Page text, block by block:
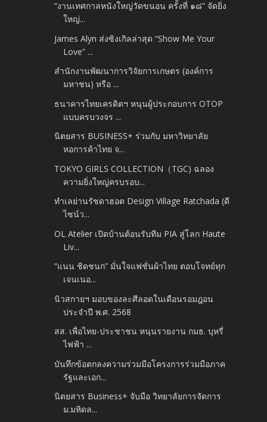
“งานเทศกาลหนังใหญ่วัดขนอน ครั้งที่ ๑๘” จัดยิ่ง
ใหญ่...
James Alyn ส่งซิงเกิลล่าสุด “Show Me Your
Love” ...
สำนักงานพัฒนาการวิจัยการเกษตร (องค์การ
มหาชน) หรือ ...
ธนาคารไทยเครดิตฯ หนุนผู้ประกอบการ OTOP
แบบครบวงจร ...
นิตยสาร BUSINESS+ ร่วมกับ มหาวิทยาลัย
หอการค้าไทย จ...
TOKYO GIRLS COLLECTION（TGC) ฉลอง
ความยิ่งใหญ่ครบรอบ...
ทำเลย่านรัชดาฮอต Design Village Ratchada (ดี
ไซน์ว...
OL Atelier เปิดบ้านต้อนรับทีม PIA สู่โลก Haute
Liv...
“แนน ชิดชนก” มั่นใจแฟชั่นผ้าไทย ตอบโจทย์ทุก
เจนเนอ...
นิวสกายฯ มอบของละศีลอดในเดือนรอมฎอน
ประจำปี พ.ศ. 2568
สส. เพื่อไทย-ประชาชน หนุนรายงาน กมธ. บุหรี่
ไฟฟ้า ...
บันทึกข้อตกลงความร่วมมือโครงการร่วมมือภาค
รัฐและเอก...
นิตยสาร Business+ จับมือ วิทยาลัยการจัดการ
ม.มหิดล...